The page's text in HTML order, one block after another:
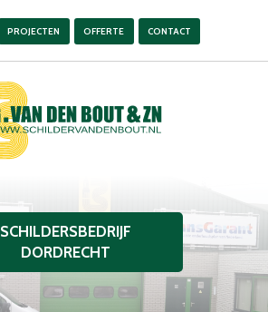
PROJECTEN OFFERTE CONTACT
SCHILDERSBEDRIJF
DORDRECHT